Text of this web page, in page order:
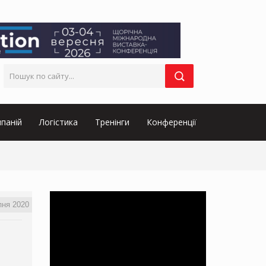
Логістика Тренінги Конференції
2020